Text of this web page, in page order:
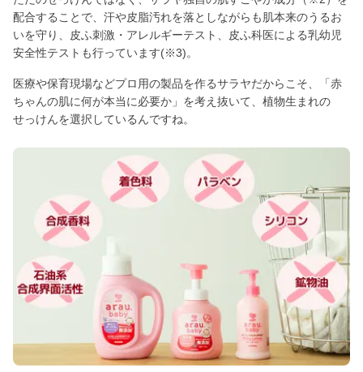
配合することで、汗や皮脂汚れを落としながらも肌本来のうるお
いを守り、皮ふ刺激・アレルギーテスト、皮ふ科医による乳幼児
安全性テストも行っています(※3)。
医療や保育現場などプロ用の製品を作るサラヤだからこそ、「赤
ちゃんの肌に何が本当に必要か」を考え抜いて、植物生まれの
せっけんを選択しているんですね。